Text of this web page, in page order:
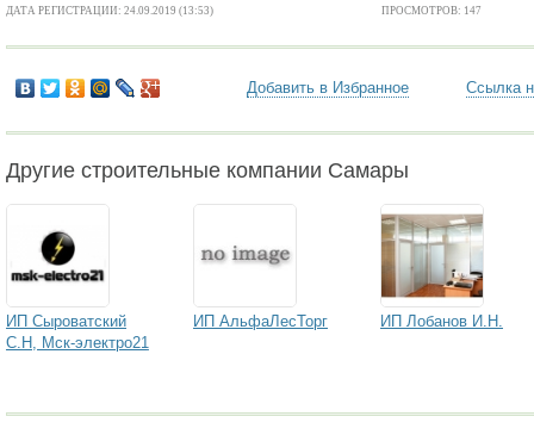
ДАТА РЕГИСТРАЦИИ: 24.09.2019 (13:53) ПРОСМОТРОВ: 147
Добавить в Избранное Ссылка
Другие строительные компании Самары
ИП Сыроватский
С.Н, Мск-электро21
ИП АльфаЛесТорг ИП Лобанов И.Н.